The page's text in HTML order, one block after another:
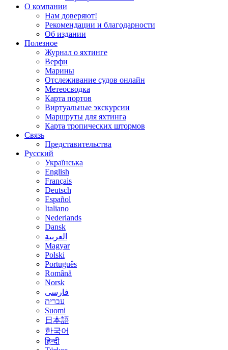
О компании
Нам доверяют!
Рекомендации и благодарности
Об издании
Полезное
Журнал о яхтинге
Верфи
Марины
Отслеживание судов онлайн
Метеосводка
Карта портов
Виртуальные экскурсии
Маршруты для яхтинга
Карта тропических штормов
Связь
Представительства
Русский
Українська
English
Français
Deutsch
Español
Italiano
Nederlands
Dansk
العربية
Magyar
Polski
Português
Română
Norsk
فارسی
עברית
Suomi
日本語
한국어
हिन्दी